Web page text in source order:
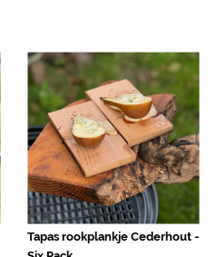
Tapas rookplankje Cederhout -